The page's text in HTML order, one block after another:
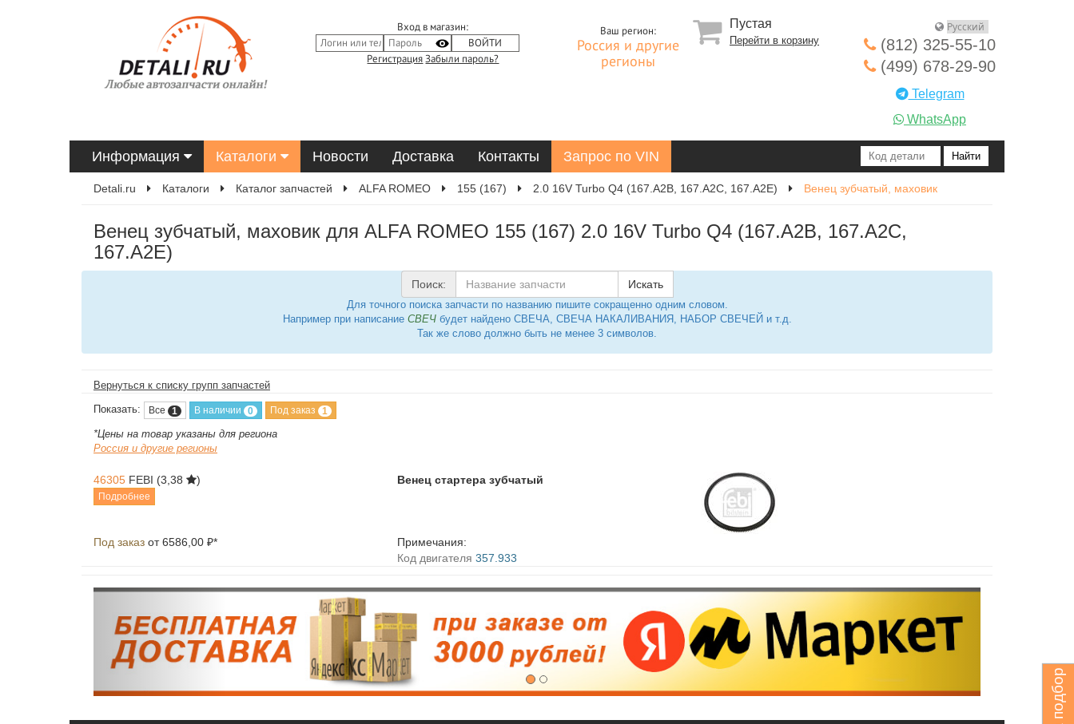
Вход в магазин:
Регистрация Забыли пароль?
Ваш регион:
Россия и другие
регионы
Пустая
Перейти в корзину
(812) 325-55-10
(499) 678-29-90
Telegram
WhatsApp
Информация Каталоги Новости Доставка Контакты Запрос по VIN
Detali.ru Каталоги Каталог запчастей ALFA ROMEO 155 (167) 2.0 16V Turbo Q4 (167.A2B, 167.A2C, 167.A2E) Венец зубчатый, маховик
Венец зубчатый, маховик для ALFA ROMEO 155 (167) 2.0 16V Turbo Q4 (167.A2B, 167.A2C,
167.A2E)
Поиск: Искать
Для точного поиска запчасти по названию пишите сокращенно одним словом.
Например при написание СВЕЧбудет найдено СВЕЧА, СВЕЧА НАКАЛИВАНИЯ, НАБОР СВЕЧЕЙ и т.д.
Так же слово должно быть не менее 3 символов.
Вернуться к списку групп запчастей
Показать: Все 1 В наличии 0 Под заказ 1
*Цены на товар указаны для региона
Россия и другие регионы
46305 FEBI (3,38 )
Подробнее
Венец стартера зубчатый
Под заказ от 6586,00 ₽*
Примечания:
Код двигателя 357.933